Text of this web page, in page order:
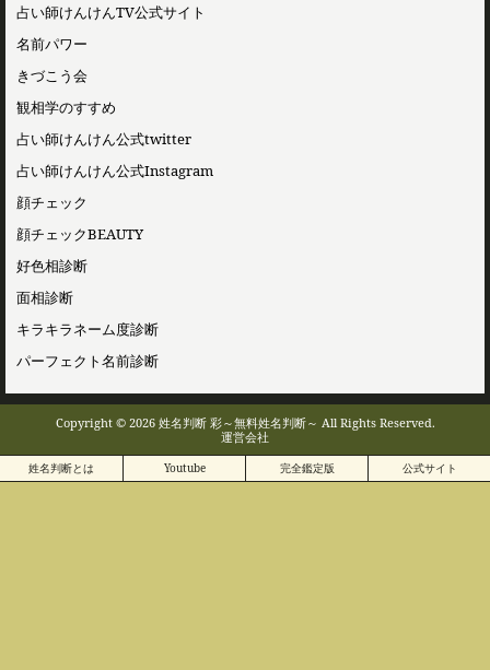
占い師けんけんTV公式サイト
名前パワー
きづこう会
観相学のすすめ
占い師けんけん公式twitter
占い師けんけん公式Instagram
顔チェック
顔チェックBEAUTY
好色相診断
面相診断
キラキラネーム度診断
パーフェクト名前診断
Copyright © 2026 姓名判断 彩～無料姓名判断～ All Rights Reserved.
運営会社
姓名判断とは Youtube 完全鑑定版 公式サイト